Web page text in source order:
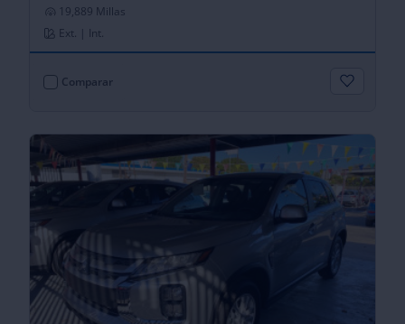
19,889 Millas
Ext. | Int.
Comparar